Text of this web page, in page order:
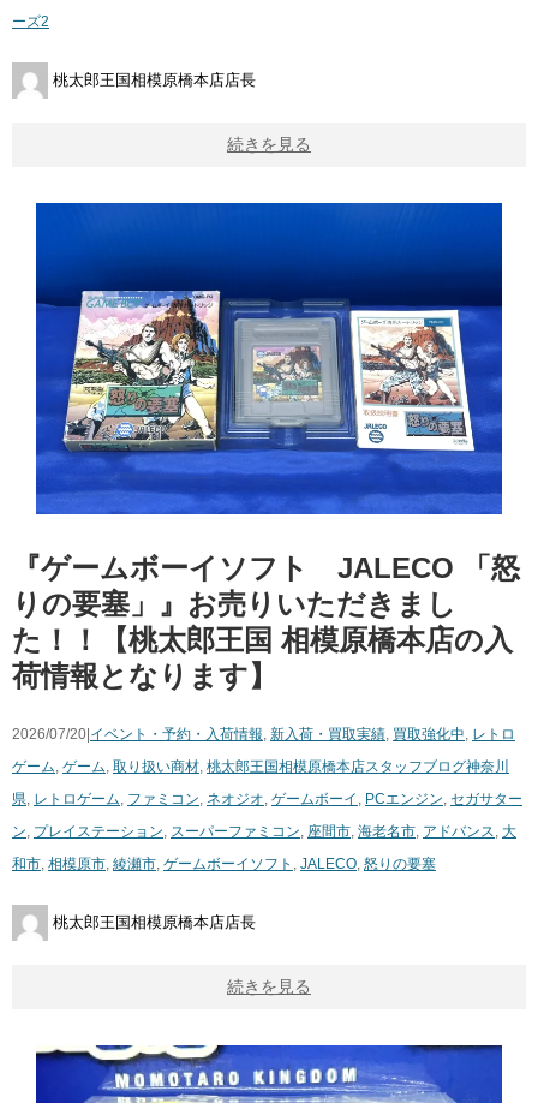
ーズ2
桃太郎王国相模原橋本店店長
続きを見る
『ゲームボーイソフト JALECO 「怒
りの要塞」』お売りいただきまし
た！！【桃太郎王国 相模原橋本店の入
荷情報となります】
2026/07/20| イベント・予約・入荷情報, 新入荷・買取実績, 買取強化中, レトロ
ゲーム, ゲーム, 取り扱い商材, 桃太郎王国相模原橋本店スタッフブログ神奈川
県, レトロゲーム, ファミコン, ネオジオ, ゲームボーイ , PCエンジン, セガサター
ン, プレイステーション, スーパーファミコン, 座間市, 海老名市, アドバンス, 大
和市, 相模原市, 綾瀬市, ゲームボーイソフト , JALECO, 怒りの要塞
桃太郎王国相模原橋本店店長
続きを見る